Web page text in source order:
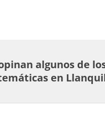
algunos de
en